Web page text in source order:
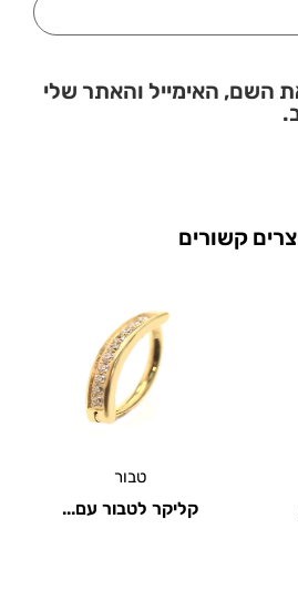
השם, האימייל והאתר שלי
קשורים
טבור
קליקר לטבור עם...